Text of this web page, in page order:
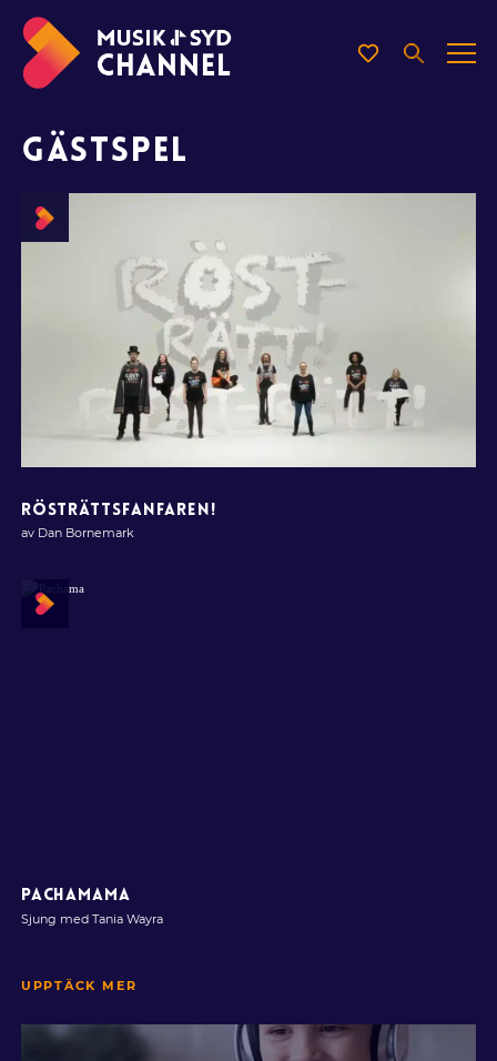
GÄSTSPEL
RÖSTRÄTTSFANFAREN!
av Dan Bornemark
PACHAMAMA
Sjung med Tania Wayra
UPPTÄCK MER